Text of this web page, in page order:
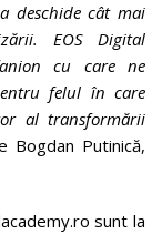
deschide cât mai
EOS Digital
cu care ne
felul în care
al transformării
Bogdan Putinică,
sunt la